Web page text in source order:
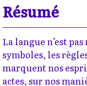
Résumé
La langue n’est
symboles, les
marquent nos
actes, sur nos